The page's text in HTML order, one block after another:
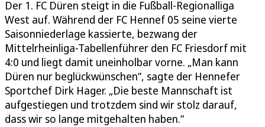
Der 1. FC Düren steigt in die Fußball-Regionalliga
West auf. Während der FC Hennef 05 seine vierte
Saisonniederlage kassierte, bezwang der
Mittelrheinliga-Tabellenführer den FC Friesdorf mit
4:0 und liegt damit uneinholbar vorne. „Man kann
Düren nur beglückwünschen“, sagte der Hennefer
Sportchef Dirk Hager. „Die beste Mannschaft ist
aufgestiegen und trotzdem sind wir stolz darauf,
dass wir so lange mitgehalten haben.“